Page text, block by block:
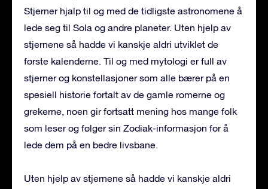
Stjerner hjalp til og med de tidligste astronomene å
lede seg til Sola og andre planeter. Uten hjelp av
stjernene så hadde vi kanskje aldri utviklet de
første kalenderne. Til og med mytologi er full av
stjerner og konstellasjoner som alle bærer på en
spesiell historie fortalt av de gamle romerne og
grekerne, noen gir fortsatt mening hos mange folk
som leser og følger sin Zodiak-informasjon for å
lede dem på en bedre livsbane.
Uten hjelp av stjernene så hadde vi kanskje aldri